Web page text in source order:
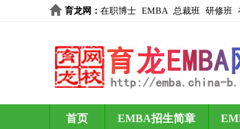
育龙网 ： 在职博士 EMBA 总裁班 研修班
首页 EMBA招生简章